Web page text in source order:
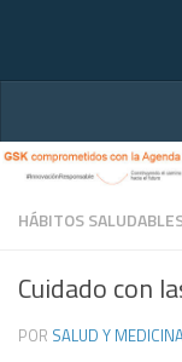
HÁBITOS
Cuidado con
POR SALUD Y